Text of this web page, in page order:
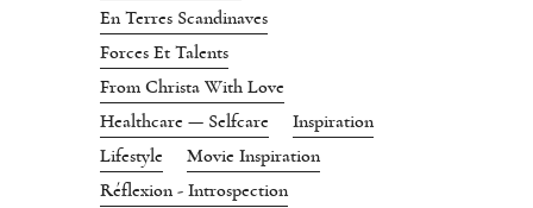
En Terres Scandinaves
Forces Et Talents
From Christa With Love
Healthcare — Selfcare
Inspiration
Lifestyle
Movie Inspiration
Réflexion - Introspection